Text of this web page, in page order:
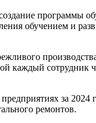
программы
обучением и
каждый
за 2024
ремонтов.